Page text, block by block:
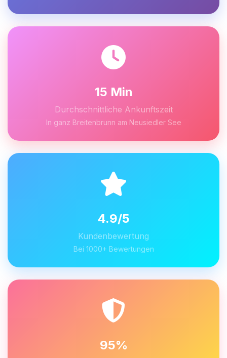
15 Min
Durchschnittliche Ankunftszeit
In ganz Breitenbrunn am Neusiedler See
4.9/5
Kundenbewertung
Bei 1000+ Bewertungen
95%